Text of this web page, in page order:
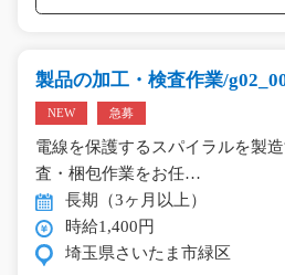
製品の加工・検査作業/
NEW 急募
電線を保護するスパイラルを製
査・梱包作業をお任…
長期（3ヶ月以上）
時給1,400円
埼玉県さいたま市緑区